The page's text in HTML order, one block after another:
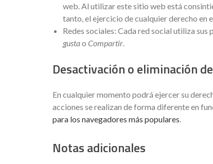
web. Al utilizar este sitio web está
tanto, el ejercicio de cualquier derecho en
Redes sociales: Cada red social utiliza sus
gustao Compartir.
Desactivación o eliminación
En cualquier momento podrá ejercer su
acciones se realizan de forma diferente en
para los navegadores más populares
Notas adicionales